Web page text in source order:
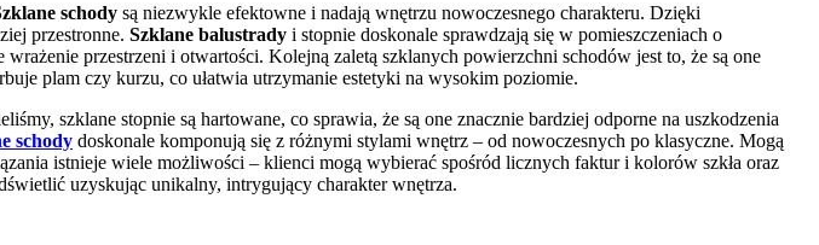
schody są niezwykle efektowne i nadają wnętrzu nowoczesnego charakteru. Dzięki
przestronne. Szklane balustrady i stopnie doskonale sprawdzają się w pomieszczeniach o
przestrzeni i otwartości. Kolejną zaletą szklanych powierzchni schodów jest to, że są one
plam czy kurzu, co ułatwia utrzymanie estetyki na wysokim poziomie.
szklane stopnie są hartowane, co sprawia, że są one znacznie bardziej odporne na uszkodzenia
schody doskonale komponują się z różnymi stylami wnętrz – od nowoczesnych po klasyczne. Mogą
istnieje wiele możliwości – klienci mogą wybierać spośród licznych faktur i kolorów szkła oraz
uzyskując unikalny, intrygujący charakter wnętrza.